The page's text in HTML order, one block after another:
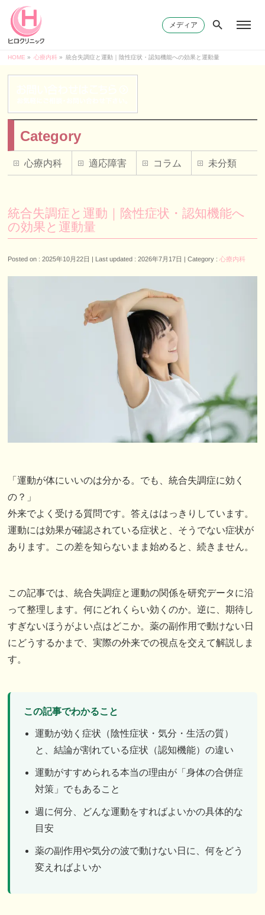
メディア
HOME » 心療内科 » 統合失調症と運動｜陰性症状・認知機能への効果と運動量
統合失調症と運動｜陰性症状・認知機能へ
の効果と運動量
Posted on : 2025年10月22日 Last updated : 2026年7月17日 Category :心療内科
「運動が体にいいのは分かる。でも、統合失調症に効く
の？」
外来でよく受ける質問です。答えははっきりしています。
運動には効果が確認されている症状と、そうでない症状が
あります。この差を知らないまま始めると、続きません。
この記事では、統合失調症と運動の関係を研究データに沿
って整理します。何にどれくらい効くのか。逆に、期待し
すぎないほうがよい点はどこか。薬の副作用で動けない日
にどうするかまで、実際の外来での視点を交えて解説しま
す。
この記事でわかること
運動が効く症状（陰性症状・気分・生活の質）
と、結論が割れている症状（認知機能）の違い
運動がすすめられる本当の理由が「身体の合併症
対策」でもあること
週に何分、どんな運動をすればよいかの具体的な
目安
薬の副作用や気分の波で動けない日に、何をどう
変えればよいか
Category
心療内科 適応障害 コラム 未分類